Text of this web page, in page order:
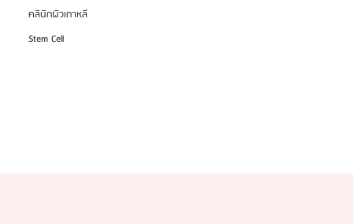
คลินิกผิวเกาหลี
Stem Cell